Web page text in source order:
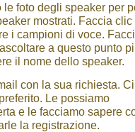
foto degli speaker per
mostrati. Faccia clic
i campioni di voce.
a questo punto
il nome dello speaker.
con la sua richiesta.
Le possiamo
e le facciamo sapere
la registrazione.